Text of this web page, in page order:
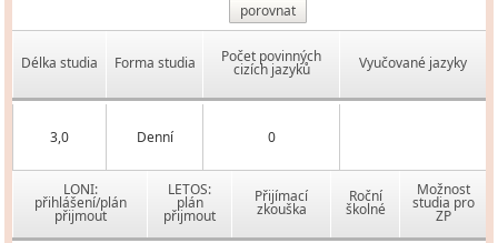
porovnat
Délka studia Forma studia Počet povinných
cizích jazyků Vyučované jazyky
3,0 Denní 0
LONI:
přihlášení/plán
přijmout
LETOS:
plán
přijmout
Přijímací
zkouška
Roční
školné
Možnost
studia pro
ZP